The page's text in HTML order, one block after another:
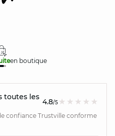
en boutique
toutes les
4.8/5
confiance Trustville conforme